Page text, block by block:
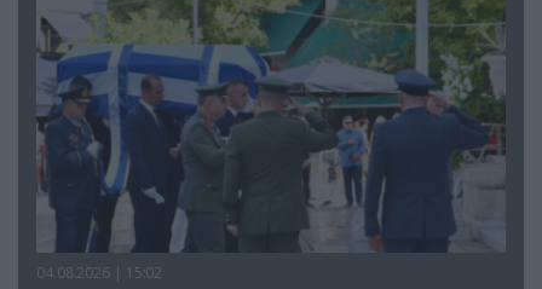
04.08.2026 | 15:02